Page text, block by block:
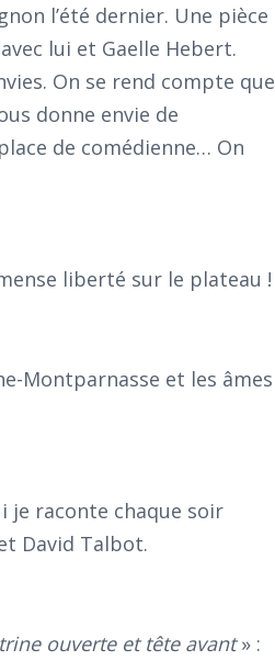
l’été dernier. Une pièce
lui et Gaelle Hebert.
On se rend compte que
donne envie de
de comédienne… On
liberté sur le plateau !
Montparnasse et les âmes
je raconte chaque soir
David Talbot.
ouverte et tête avant» :